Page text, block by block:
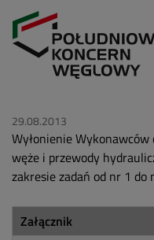
29.08.2013
Wyłonienie
węże i przewody
zakresie zadań od nr 1 do
Załącznik